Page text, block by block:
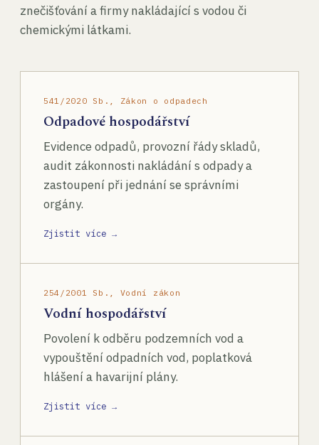
znečišťování a firmy nakládající s vodou či
chemickými látkami.
541/2020 Sb., Zákon o odpadech
Odpadové hospodářství
Evidence odpadů, provozní řády skladů,
audit zákonnosti nakládání s odpady a
zastoupení při jednání se správními
orgány.
Zjistit více →
254/2001 Sb., Vodní zákon
Vodní hospodářství
Povolení k odběru podzemních vod a
vypouštění odpadních vod, poplatková
hlášení a havarijní plány.
Zjistit více →